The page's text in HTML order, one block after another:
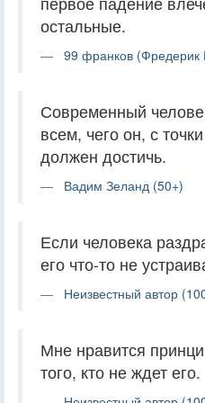
остальные.
99 франков (Фредерик
Современный
всем, чего он, с
должен достичь.
Вадим Зеланд (50+)
Если человека
его что-то не
Неизвестный автор
Мне нравится
того, кто не ждет его.